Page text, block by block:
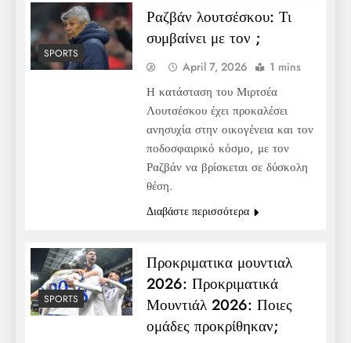
SPORTS
Ραζβάν λουτσέσκου: Τι
συμβαίνει με τον ;
April 7, 2026 1 mins
Η κατάσταση του Μιρτσέα
Λουτσέσκου έχει προκαλέσει
ανησυχία στην οικογένεια και τον
ποδοσφαιρικό κόσμο, με τον
Ραζβάν να βρίσκεται σε δύσκολη
θέση.
Διαβάστε περισσότερα
SPORTS
Προκριματικα μουντιαλ
2026: Προκριματικά
Μουντιάλ 2026: Ποιες
ομάδες προκρίθηκαν;